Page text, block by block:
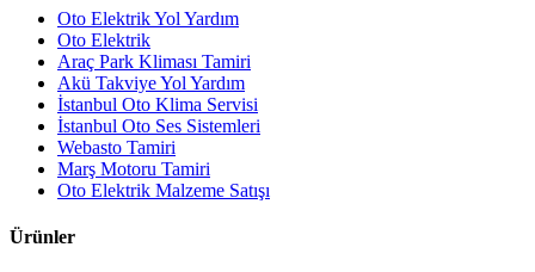
Oto Elektrik Yol Yardım
Oto Elektrik
Araç Park Kliması Tamiri
Akü Takviye Yol Yardım
İstanbul Oto Klima Servisi
İstanbul Oto Ses Sistemleri
Webasto Tamiri
Marş Motoru Tamiri
Oto Elektrik Malzeme Satışı
Ürünler